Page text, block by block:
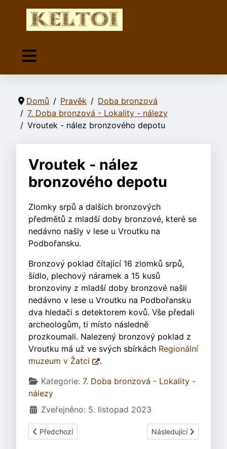
Domů Pravěk
Doba bronzová
7. Doba bronzová - Lokality - nálezy
Vroutek - nález bronzového depotu
Vroutek - nález
bronzového depotu
Zlomky srpů a dalších bronzových
předmětů z mladší doby bronzové, které se
nedávno našly v lese u Vroutku na
Podbořansku.
Bronzový poklad čítající 16 zlomků srpů,
šídlo, plechový náramek a 15 kusů
bronzoviny z mladší doby bronzové našli
nedávno v lese u Vroutku na Podbořansku
dva hledači s detektorem kovů. Vše předali
archeologům, ti místo následně
prozkoumali. Nalezený bronzový poklad z
Vroutku má už ve svých sbírkách Regionální
muzeum v Žatci
.
Základní údaje
Kategorie: 7. Doba bronzová - Lokality -
nálezy
Zveřejněno: 5. listopad 2023
Předchozí článek: Klenice
Předchozí Další článek: Opava-
Následující